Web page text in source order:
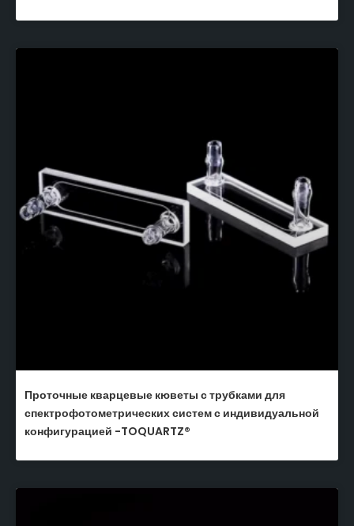
Проточные кварцевые кюветы с трубками для
спектрофотометрических систем с индивидуальной
конфигурацией -TOQUARTZ®